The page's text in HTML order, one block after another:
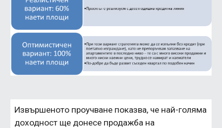
Извършеното проучване показва, че най-голяма
доходност ще донесе продажба на